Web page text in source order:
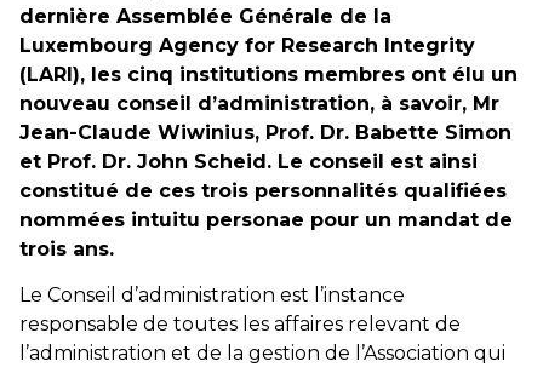
dernière Assemblée Générale de la
Luxembourg Agency for Research Integrity
(LARI), les cinq institutions membres ont élu un
nouveau conseil d’administration, à savoir, Mr
Jean-Claude Wiwinius, Prof. Dr. Babette Simon
et Prof. Dr. John Scheid. Le conseil est ainsi
constitué de ces trois personnalités qualifiées
nommées intuitu personae pour un mandat de
trois ans.
Le Conseil d’administration est l’instance
responsable de toutes les affaires relevant de
l’administration et de la gestion de l’Association qui